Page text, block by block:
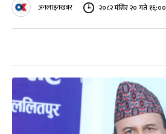
अनलाइनखबर २०८२ मंसिर २० गते १६:००